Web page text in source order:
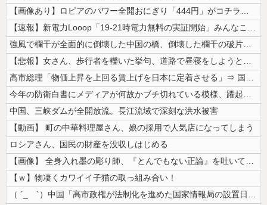
【画像あり】ロピアのパワー全開おにぎり「444円」がコチラｗｗｗｗｗ
【速報】新電力Looop「19-21時電力無料の実証開始」みんなこれに...
強風で欄干が全面的に倒壊した中国の橋、倒壊した欄干の破片を調べると凄ま...
【悲報】女さん、歩行者を轢いた挙句、道路で昼寝をしようとしてしまう
高市総理「物価上昇を上回る賃上げを日本に定着させる」⇒ 国家公務員月...
今年の防衛白書にメディアが何故かブチ切れている模様、躍起になって批判す...
中国、三峡ダムが全開放流。長江流域で深刻な洪水被害
【動画】 町の中華料理屋さん、娘の採用で人気店になってしまう
ロシアさん、国民の財産を没収しはじめる
【画像】 全身入れ墨の彫り師、『とんでもない正論』を吐いて30万再生さ...
【ｗ】物凄くカワイイ子猫の取っ組み合い！
（ ´_ゝ`）中国「高市政権が法制化を進めた国家情報局の設置日が7月3...